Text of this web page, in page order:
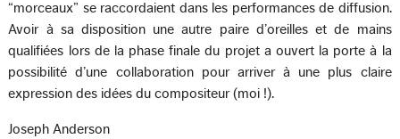
“morceaux” se raccordaient dans les performances de diffusion.
Avoir à sa disposition une autre paire d’oreilles et de mains
qualifiées lors de la phase finale du projet a ouvert la porte à la
possibilité d’une collaboration pour arriver à une plus claire
expression des idées du compositeur (moi !).
Joseph Anderson